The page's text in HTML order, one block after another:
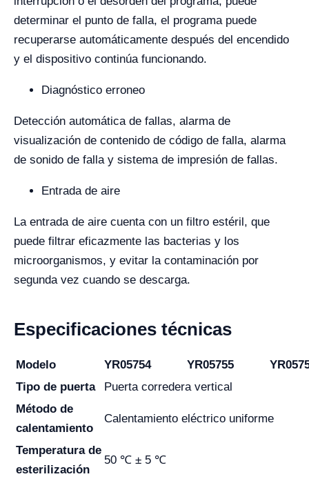
determinar el punto de falla, el programa puede
recuperarse automáticamente después del encendido
y el dispositivo continúa funcionando.
Diagnóstico erroneo
Detección automática de fallas, alarma de
visualización de contenido de código de falla, alarma
de sonido de falla y sistema de impresión de fallas.
Entrada de aire
La entrada de aire cuenta con un filtro estéril, que
puede filtrar eficazmente las bacterias y los
microorganismos, y evitar la contaminación por
segunda vez cuando se descarga.
Especificaciones técnicas
Modelo YR05754 YR05755
Tipo de puerta
Puerta corredera vertical
Método de
calentamiento
Calentamiento eléctrico uniforme
Temperatura de
esterilización
50 ℃ ± 5 ℃